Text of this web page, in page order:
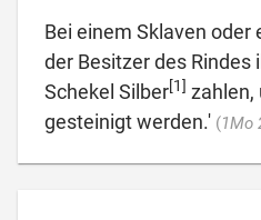
Bei einem Sklaven oder
der Besitzer des Rindes
Schekel Silber[1] zahlen,
gesteinigt werden.' (1Mo